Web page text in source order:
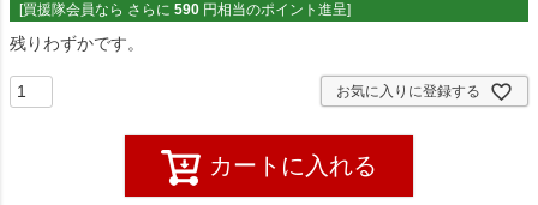
[買援隊会員なら さらに 590 円相当のポイント進呈]
残りわずかです。
お気に入りに登録する
カートに入れる